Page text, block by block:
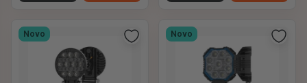
Novo Novo